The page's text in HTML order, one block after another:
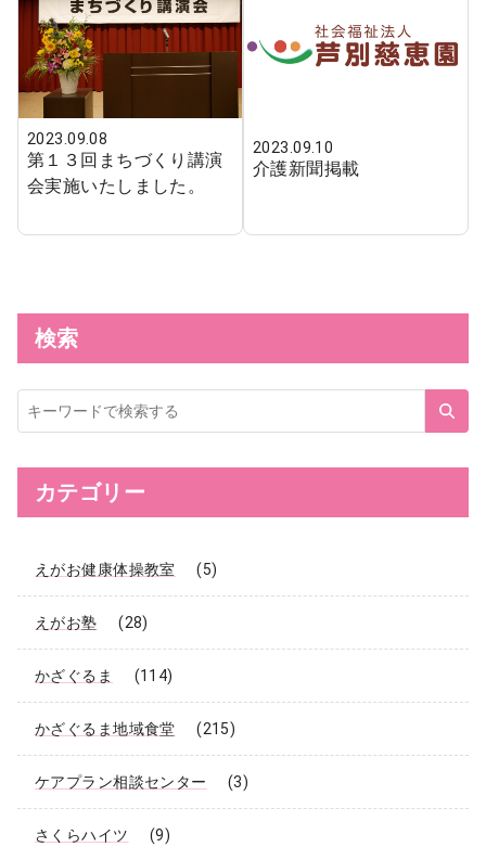
2023.09.08
第１３回まちづくり講演
会実施いたしました。
2023.09.10
介護新聞掲載
検索
サ
イ
ト
検
カテゴリー
えがお健康体操教室 (5)
えがお塾 (28)
かざぐるま (114)
かざぐるま地域食堂 (215)
ケアプラン相談センター (3)
さくらハイツ (9)